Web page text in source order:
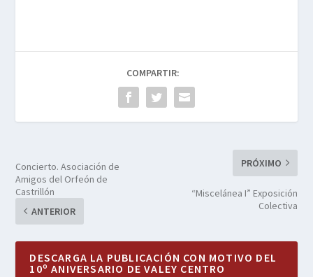
COMPARTIR:
Concierto. Asociación de
Amigos del Orfeón de
Castrillón
ANTERIOR
PRÓXIMO
“Miscelánea I” Exposición
Colectiva
DESCARGA LA PUBLICACIÓN CON MOTIVO DEL
10º ANIVERSARIO DE VALEY CENTRO